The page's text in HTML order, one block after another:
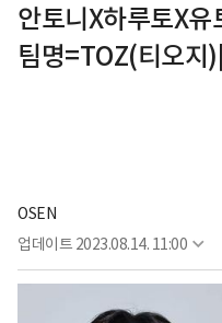
안토니X하루토X
팀명=TOZ(티오지
OSEN
업데이트 2023.08.14. 11:00